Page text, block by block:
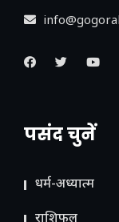
पसंद चुनें
धर्म-अध्यात्म